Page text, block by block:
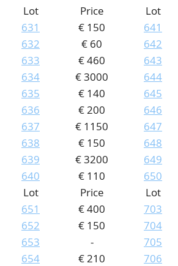
Lot
Price
631
€ 150
632
€ 60
633
€ 460
634
€ 3000
635
€ 140
636
€ 200
637
€ 1150
638
€ 150
639
€ 3200
640
€ 110
Lot
641
642
643
644
645
646
647
648
649
650
Lot
Price
651
€ 400
652
€ 150
653
-
654
€ 210
Lot
703
704
705
706